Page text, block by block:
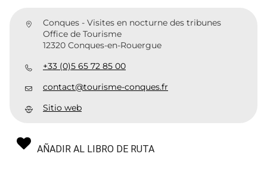
Conques - Visites en nocturne des tribunes
Office de Tourisme
12320 Conques-en-Rouergue
+33 (0)5 65 72 85 00
contact@tourisme-conques.fr
Sitio web
AÑADIR AL LIBRO DE RUTA